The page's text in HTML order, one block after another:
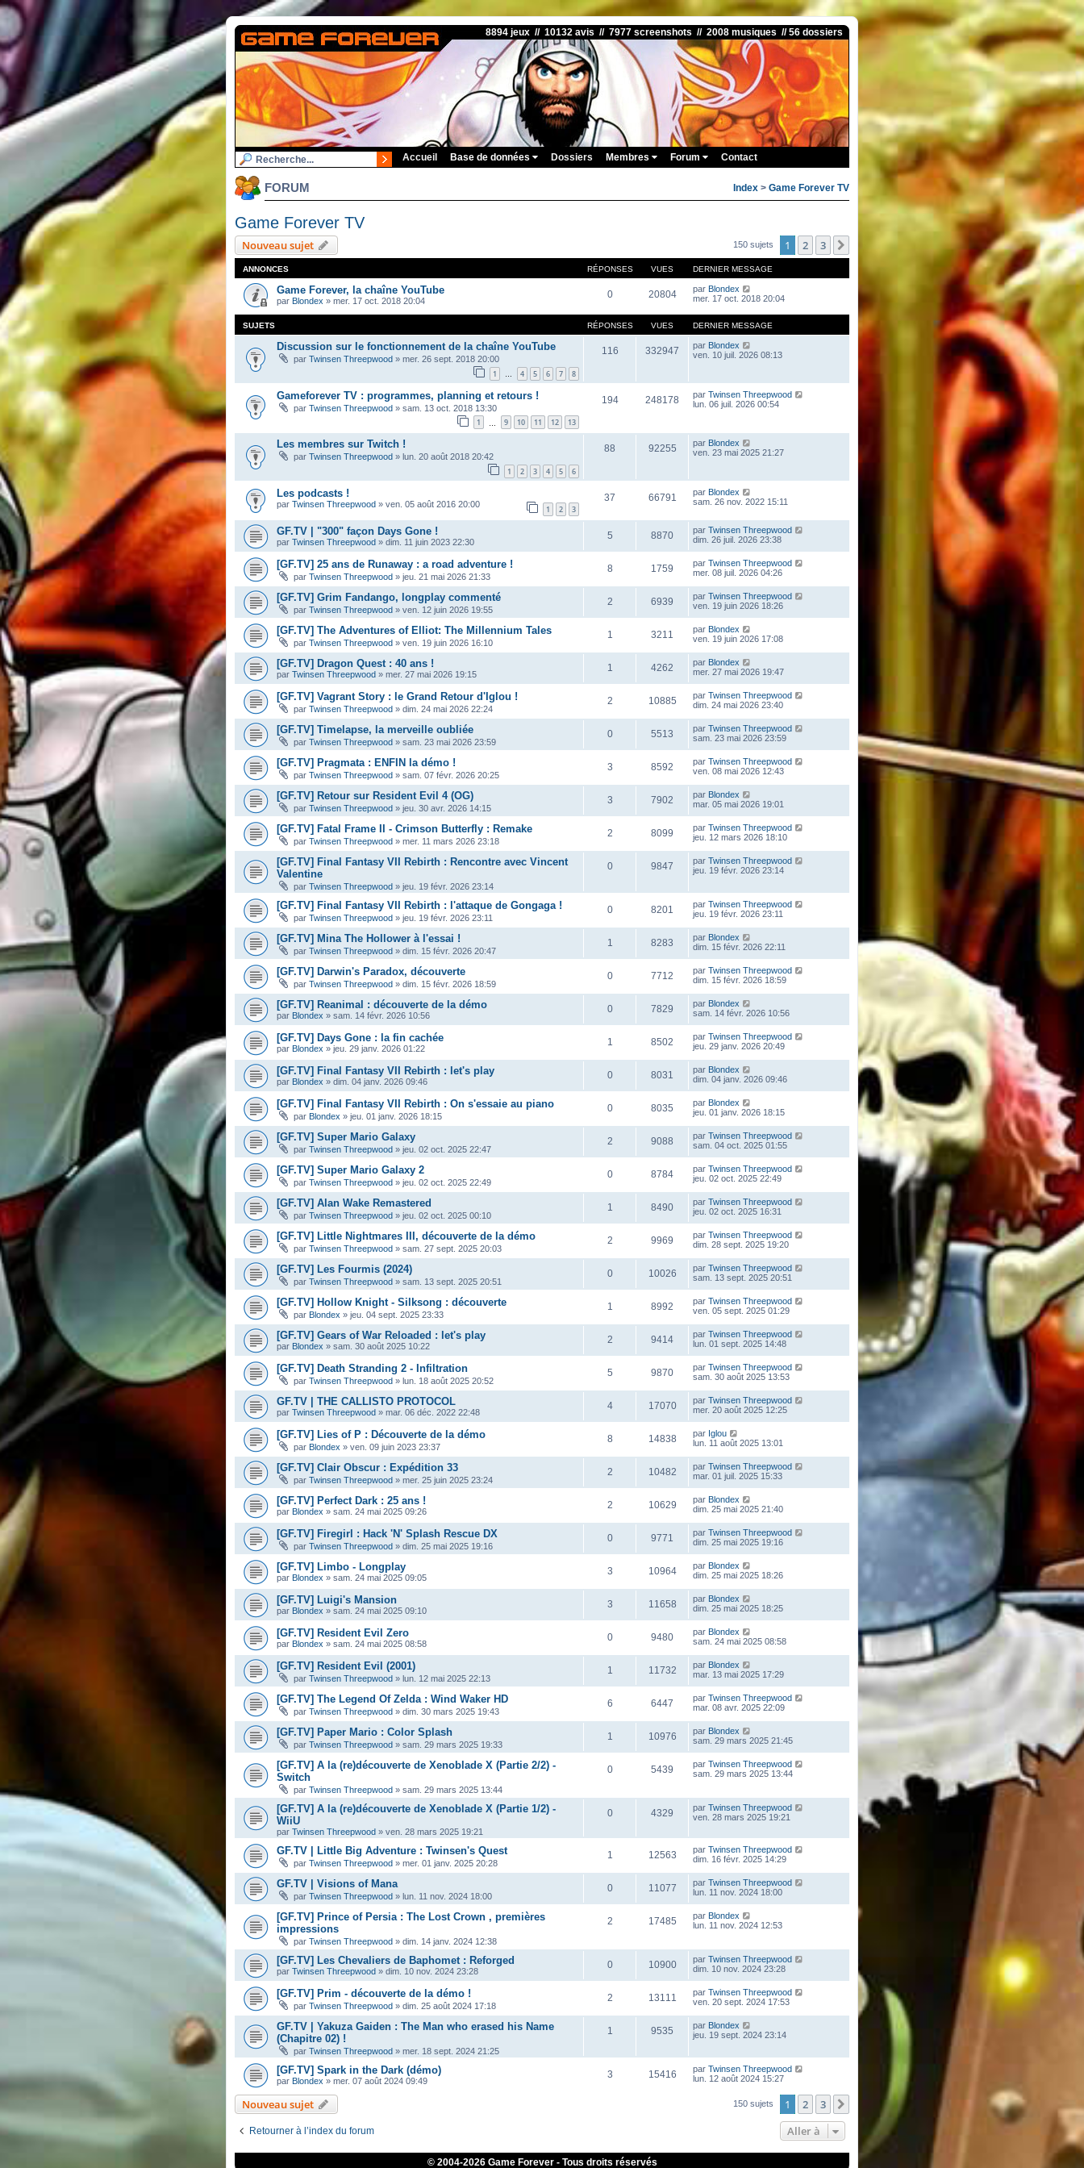
8894 jeux // 10132 avis // 7977 screenshots // 2008 musiques // 56 dossiers
Accueil Base de données Dossiers Membres Forum Contact
FORUM Index > Game Forever TV
Game Forever TV
Nouveau sujet 150 sujets 1 2 3 Suivante
ANNONCES RÉPONSES VUES DERNIER MESSAGE
Game Forever, la chaîne YouTube
par Blondex » mer. 17 oct. 2018 20:04
0 20804 par Blondex
mer. 17 oct. 2018 20:04
SUJETS RÉPONSES VUES DERNIER MESSAGE
Discussion sur le fonctionnement de la chaîne YouTube
par Twinsen Threepwood » mer. 26 sept. 2018 20:00
1 … 4 5 6 7 8
116 332947 par Blondex
ven. 10 juil. 2026 08:13
Gameforever TV : programmes, planning et retours !
par Twinsen Threepwood » sam. 13 oct. 2018 13:30
1 9 10 11 12 13
194 248178 par Twinsen Threepwood
lun. 06 juil. 2026 00:54
Les membres sur Twitch !
par Twinsen Threepwood » lun. 20 août 2018 20:42
1 2 3 4 5 6
88 92255 par Blondex
ven. 23 mai 2025 21:27
Les podcasts !
par Twinsen Threepwood » ven. 05 août 2016 20:00 1 2 3
37 66791 par Blondex
sam. 26 nov. 2022 15:11
GF.TV | "300" façon Days Gone !
par Twinsen Threepwood » dim. 11 juin 2023 22:30
5 8870 par Twinsen Threepwood
dim. 26 juil. 2026 23:38
[GF.TV] 25 ans de Runaway : a road adventure !
par Twinsen Threepwood » jeu. 21 mai 2026 21:33
8 1759 par Twinsen Threepwood
mer. 08 juil. 2026 04:26
[GF.TV] Grim Fandango, longplay commenté
par Twinsen Threepwood » ven. 12 juin 2026 19:55
2 6939 par Twinsen Threepwood
ven. 19 juin 2026 18:26
[GF.TV] The Adventures of Elliot: The Millennium Tales
par Twinsen Threepwood » ven. 19 juin 2026 16:10
1 3211 par Blondex
ven. 19 juin 2026 17:08
[GF.TV] Dragon Quest : 40 ans !
par Twinsen Threepwood » mer. 27 mai 2026 19:15
1 4262 par Blondex
mer. 27 mai 2026 19:47
[GF.TV] Vagrant Story : le Grand Retour d'Iglou !
par Twinsen Threepwood » dim. 24 mai 2026 22:24
2 10885 par Twinsen Threepwood
dim. 24 mai 2026 23:40
[GF.TV] Timelapse, la merveille oubliée
par Twinsen Threepwood » sam. 23 mai 2026 23:59
0 5513 par Twinsen Threepwood
sam. 23 mai 2026 23:59
[GF.TV] Pragmata : ENFIN la démo !
par Twinsen Threepwood » sam. 07 févr. 2026 20:25
3 8592 par Twinsen Threepwood
ven. 08 mai 2026 12:43
[GF.TV] Retour sur Resident Evil 4 (OG)
par Twinsen Threepwood » jeu. 30 avr. 2026 14:15
3 7902 par Blondex
mar. 05 mai 2026 19:01
[GF.TV] Fatal Frame II - Crimson Butterfly : Remake
par Twinsen Threepwood » mer. 11 mars 2026 23:18
2 8099 par Twinsen Threepwood
jeu. 12 mars 2026 18:10
[GF.TV] Final Fantasy VII Rebirth : Rencontre avec Vincent
Valentine
par Twinsen Threepwood » jeu. 19 févr. 2026 23:14
0 9847 par Twinsen Threepwood
jeu. 19 févr. 2026 23:14
[GF.TV] Final Fantasy VII Rebirth : l'attaque de Gongaga !
par Twinsen Threepwood » jeu. 19 févr. 2026 23:11
0 8201 par Twinsen Threepwood
jeu. 19 févr. 2026 23:11
[GF.TV] Mina The Hollower à l'essai !
par Twinsen Threepwood » dim. 15 févr. 2026 20:47
1 8283 par Blondex
dim. 15 févr. 2026 22:11
[GF.TV] Darwin's Paradox, découverte
par Twinsen Threepwood » dim. 15 févr. 2026 18:59
0 7712 par Twinsen Threepwood
dim. 15 févr. 2026 18:59
[GF.TV] Reanimal : découverte de la démo
par Blondex » sam. 14 févr. 2026 10:56
0 7829 par Blondex
sam. 14 févr. 2026 10:56
[GF.TV] Days Gone : la fin cachée
par Blondex » jeu. 29 janv. 2026 01:22
1 8502 par Twinsen Threepwood
jeu. 29 janv. 2026 20:49
[GF.TV] Final Fantasy VII Rebirth : let's play
par Blondex » dim. 04 janv. 2026 09:46
0 8031 par Blondex
dim. 04 janv. 2026 09:46
[GF.TV] Final Fantasy VII Rebirth : On s'essaie au piano
par Blondex » jeu. 01 janv. 2026 18:15
0 8035 par Blondex
jeu. 01 janv. 2026 18:15
[GF.TV] Super Mario Galaxy
par Twinsen Threepwood » jeu. 02 oct. 2025 22:47
2 9088 par Twinsen Threepwood
sam. 04 oct. 2025 01:55
[GF.TV] Super Mario Galaxy 2
par Twinsen Threepwood » jeu. 02 oct. 2025 22:49
0 8784 par Twinsen Threepwood
jeu. 02 oct. 2025 22:49
[GF.TV] Alan Wake Remastered
par Twinsen Threepwood » jeu. 02 oct. 2025 00:10
1 8490 par Twinsen Threepwood
jeu. 02 oct. 2025 16:31
[GF.TV] Little Nightmares III, découverte de la démo
par Twinsen Threepwood » sam. 27 sept. 2025 20:03
2 9969 par Twinsen Threepwood
dim. 28 sept. 2025 19:20
[GF.TV] Les Fourmis (2024)
par Twinsen Threepwood » sam. 13 sept. 2025 20:51
0 10026 par Twinsen Threepwood
sam. 13 sept. 2025 20:51
[GF.TV] Hollow Knight - Silksong : découverte
par Blondex » jeu. 04 sept. 2025 23:33
1 8992 par Twinsen Threepwood
ven. 05 sept. 2025 01:29
[GF.TV] Gears of War Reloaded : let's play
par Blondex » sam. 30 août 2025 10:22
2 9414 par Twinsen Threepwood
lun. 01 sept. 2025 14:48
[GF.TV] Death Stranding 2 - Infiltration
par Twinsen Threepwood » lun. 18 août 2025 20:52
5 9870 par Twinsen Threepwood
sam. 30 août 2025 13:53
GF.TV | THE CALLISTO PROTOCOL
par Twinsen Threepwood » mar. 06 déc. 2022 22:48
4 17070 par Twinsen Threepwood
mer. 20 août 2025 12:25
[GF.TV] Lies of P : Découverte de la démo
par Blondex » ven. 09 juin 2023 23:37
8 14838 par Iglou
lun. 11 août 2025 13:01
[GF.TV] Clair Obscur : Expédition 33
par Twinsen Threepwood » mer. 25 juin 2025 23:24
2 10482 par Twinsen Threepwood
mar. 01 juil. 2025 15:33
[GF.TV] Perfect Dark : 25 ans !
par Blondex » sam. 24 mai 2025 09:26
2 10629 par Blondex
dim. 25 mai 2025 21:40
[GF.TV] Firegirl : Hack 'N' Splash Rescue DX
par Twinsen Threepwood » dim. 25 mai 2025 19:16
0 9771 par Twinsen Threepwood
dim. 25 mai 2025 19:16
[GF.TV] Limbo - Longplay
par Blondex » sam. 24 mai 2025 09:05
3 10964 par Blondex
dim. 25 mai 2025 18:26
[GF.TV] Luigi's Mansion
par Blondex » sam. 24 mai 2025 09:10
3 11658 par Blondex
dim. 25 mai 2025 18:25
[GF.TV] Resident Evil Zero
par Blondex » sam. 24 mai 2025 08:58
0 9480 par Blondex
sam. 24 mai 2025 08:58
[GF.TV] Resident Evil (2001)
par Twinsen Threepwood » lun. 12 mai 2025 22:13
1 11732 par Blondex
mar. 13 mai 2025 17:29
[GF.TV] The Legend Of Zelda : Wind Waker HD
par Twinsen Threepwood » dim. 30 mars 2025 19:43
6 6447 par Twinsen Threepwood
mar. 08 avr. 2025 22:09
[GF.TV] Paper Mario : Color Splash
par Twinsen Threepwood » sam. 29 mars 2025 19:33
1 10976 par Blondex
sam. 29 mars 2025 21:45
[GF.TV] A la (re)découverte de Xenoblade X (Partie 2/2) -
Switch
par Twinsen Threepwood » sam. 29 mars 2025 13:44
0 5439 par Twinsen Threepwood
sam. 29 mars 2025 13:44
[GF.TV] A la (re)découverte de Xenoblade X (Partie 1/2) -
WiiU
par Twinsen Threepwood » ven. 28 mars 2025 19:21
0 4329 par Twinsen Threepwood
ven. 28 mars 2025 19:21
GF.TV | Little Big Adventure : Twinsen's Quest
par Twinsen Threepwood » mer. 01 janv. 2025 20:28
1 12563 par Twinsen Threepwood
dim. 16 févr. 2025 14:29
GF.TV | Visions of Mana
par Twinsen Threepwood » lun. 11 nov. 2024 18:00
0 11077 par Twinsen Threepwood
lun. 11 nov. 2024 18:00
[GF.TV] Prince of Persia : The Lost Crown , premières
impressions
par Twinsen Threepwood » dim. 14 janv. 2024 12:38
2 17485 par Blondex
lun. 11 nov. 2024 12:53
[GF.TV] Les Chevaliers de Baphomet : Reforged
par Twinsen Threepwood » dim. 10 nov. 2024 23:28
0 10900 par Twinsen Threepwood
dim. 10 nov. 2024 23:28
[GF.TV] Prim - découverte de la démo !
par Twinsen Threepwood » dim. 25 août 2024 17:18
2 13111 par Twinsen Threepwood
ven. 20 sept. 2024 17:53
GF.TV | Yakuza Gaiden : The Man who erased his Name
(Chapitre 02) !
par Twinsen Threepwood » mer. 18 sept. 2024 21:25
1 9535 par Blondex
jeu. 19 sept. 2024 23:14
[GF.TV] Spark in the Dark (démo)
par Blondex » mer. 07 août 2024 09:49
3 15416 par Twinsen Threepwood
lun. 12 août 2024 15:27
Nouveau sujet 150 sujets 1 2 3 Suivante
Retourner à l’index du forum Aller à
© 2004-2026 Game Forever - Tous droits réservés